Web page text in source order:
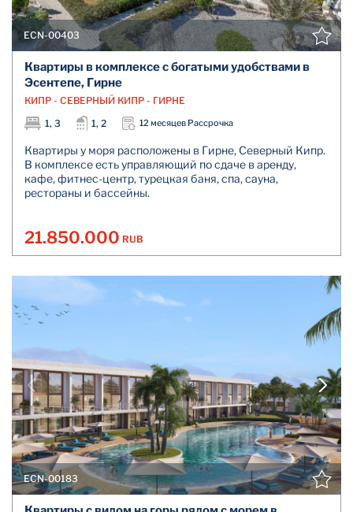
ECN-00403
Квартиры в комплексе с богатыми удобствами в
Эсентепе, Гирне
КИПР - СЕВЕРНЫЙ КИПР - ГИРНЕ
1, 3
1, 2 12 месяцев Рассрочка
Квартиры у моря расположены в Гирне, Северный Кипр.
В комплексе есть управляющий по сдаче в аренду,
кафе, фитнес-центр, турецкая баня, спа, сауна,
рестораны и бассейны.
21.850.000 RUB
ECN-00183